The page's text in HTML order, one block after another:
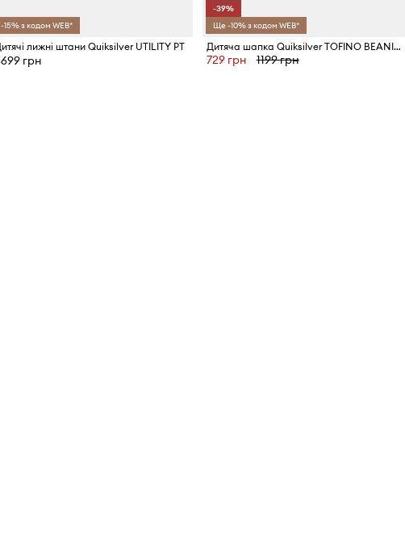
-15% з кодом WEB*
лижні штани Quiksilver UTILITY PT
грн
-39%
Ще -10% з кодом WEB*
Дитяча шапка Quiksilver TOFINO BEANIE
729 грн 1199 грн